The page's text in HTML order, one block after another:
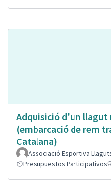
Adquisició d'un llagut
(embarcació de rem
Catalana)
Associació Esportiva
Presupuestos Participativos